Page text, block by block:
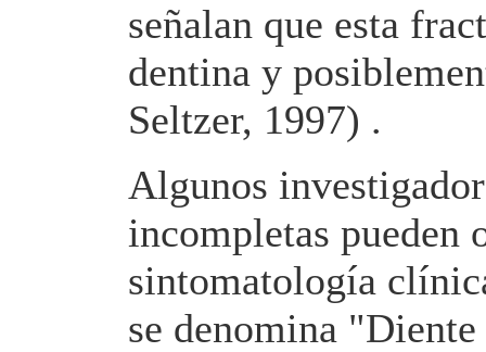
señalan que esta
dentina y
Seltzer, 1997) .
Algunos
incompletas pueden
sintomatología
se denomina